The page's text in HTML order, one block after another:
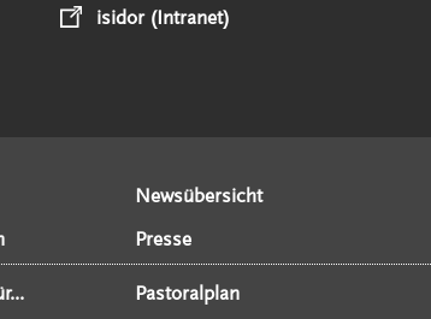
isidor (Intranet)
Newsübersicht
Presse
Pastoralplan